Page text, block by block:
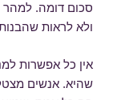
סכום דומה. למהר
ולא לראות
אין כל אפשרות
שהיא. אנשים